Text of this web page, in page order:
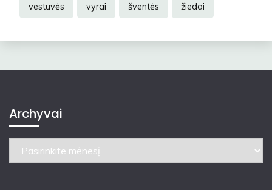
vestuvės vyrai šventės žiedai
Archyvai
Archyvai